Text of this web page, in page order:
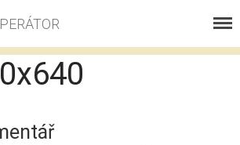
VOLÁNÍ
INTERNET